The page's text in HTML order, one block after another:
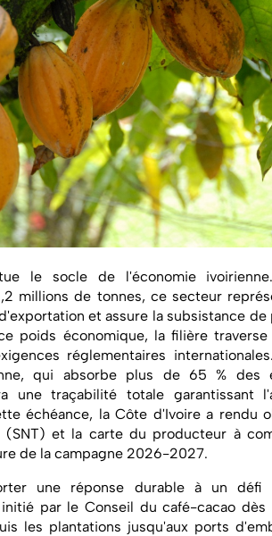
le socle de l'économie
millions de tonnes, ce secteur
et assure la subsistance
poids économique, la filière
réglementaires
qui absorbe plus de 65 % des
une traçabilité totale garantissant
échéance, la Côte d'Ivoire a rendu
(SNT) et la carte du producteur à
de la campagne 2026-2027.
une réponse durable à un défi
par le Conseil du café-cacao dès
les plantations jusqu'aux ports